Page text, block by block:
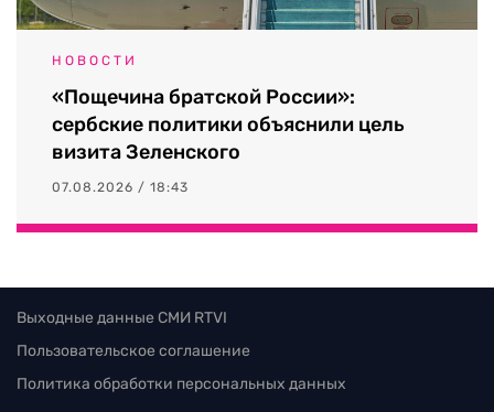
НОВОСТИ
«Пощечина братской России»:
сербские политики объяснили цель
визита Зеленского
07.08.2026 / 18:43
Выходные данные СМИ RTVI
Пользовательское соглашение
Политика обработки персональных данных